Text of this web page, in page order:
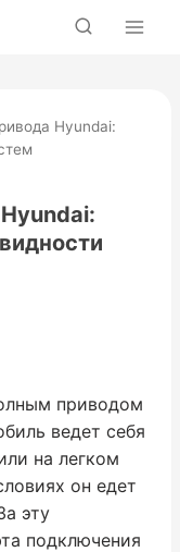
Hyundai:
приводом
ведет себя
на легком
он едет
эту
подключения